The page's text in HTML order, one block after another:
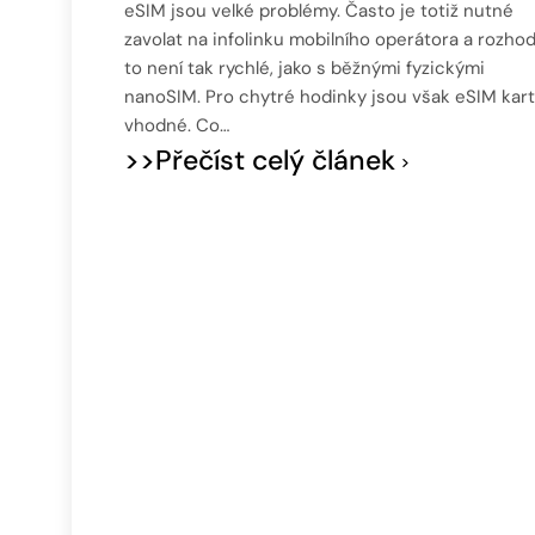
eSIM jsou velké problémy. Často je totiž nutné
zavolat na infolinku mobilního operátora a
to není tak rychlé, jako s běžnými fyzickými
nanoSIM. Pro chytré hodinky jsou však eSIM
vhodné. Co…
>>Přečíst celý článek